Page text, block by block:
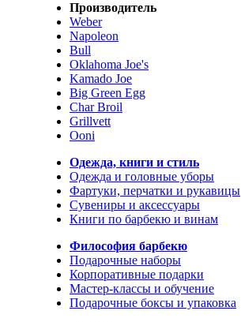
Производитель
Weber
Napoleon
Bull
Oklahoma Joe's
Kamado Joe
Big Green Egg
Char Broil
Grillvett
Ooni
Одежда, книги и стиль
Одежда и головные уборы
Фартуки, перчатки и рукавицы
Сувениры и аксессуары
Книги по барбекю и винам
Философия барбекю
Подарочные наборы
Корпоративные подарки
Мастер-классы и обучение
Подарочные боксы и упаковка